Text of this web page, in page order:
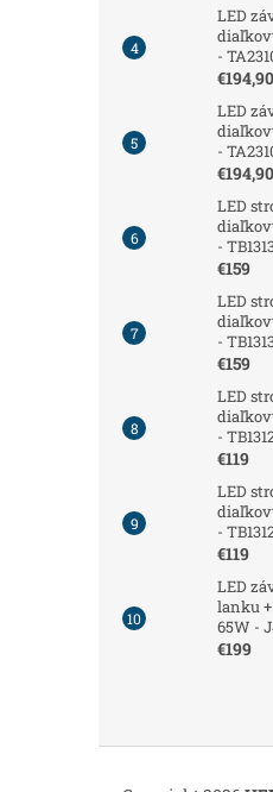
LED
-
€194,90
LED
-
€194,90
LED
-
€159
LED
-
€159
LED
-
€119
LED
-
€119
LED
lanku
65W -
€199